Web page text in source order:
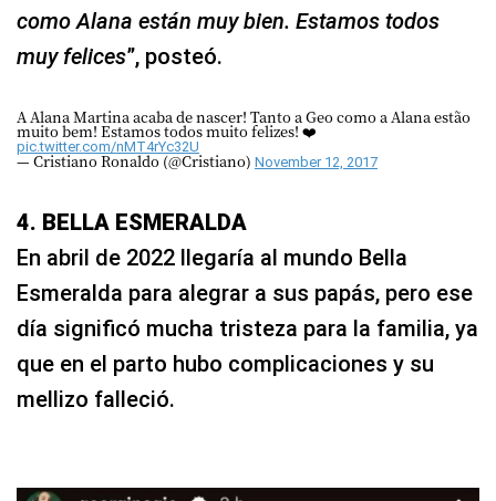
como Alana están muy bien. Estamos todos
muy felices”, posteó.
A Alana Martina acaba de nascer! Tanto a Geo como a Alana estão
muito bem! Estamos todos muito felizes! ❤️
pic.twitter.com/nMT4rYc32U
— Cristiano Ronaldo (@Cristiano) November 12, 2017
4. BELLA ESMERALDA
En abril de 2022 llegaría al mundo Bella
Esmeralda para alegrar a sus papás, pero ese
día significó mucha tristeza para la familia, ya
que en el parto hubo complicaciones y su
mellizo falleció.